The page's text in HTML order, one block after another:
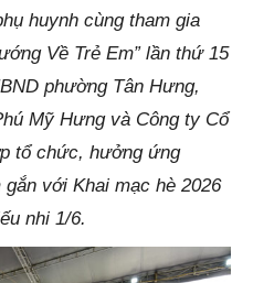
huynh cùng tham gia
Về Trẻ Em” lần thứ 15
phường Tân Hưng,
Mỹ Hưng và Công ty Cổ
tổ chức, hưởng ứng
với Khai mạc hè 2026
nhi 1/6.